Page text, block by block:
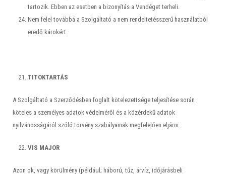
tartozik. Ebben az esetben a bizonyítás a Vendéget terheli.
Nem felel továbbá a Szolgáltató a nem rendeltetésszerű használatból
eredő károkért.
TITOKTARTÁS
A Szolgáltató a Szerződésben foglalt kötelezettsége teljesítése során
köteles a személyes adatok védelméről és a közérdekű adatok
nyilvánosságáról szóló törvény szabályainak megfelelően eljárni.
VIS MAJOR
Azon ok, vagy körülmény (például; háború, tűz, árvíz, időjárásbeli